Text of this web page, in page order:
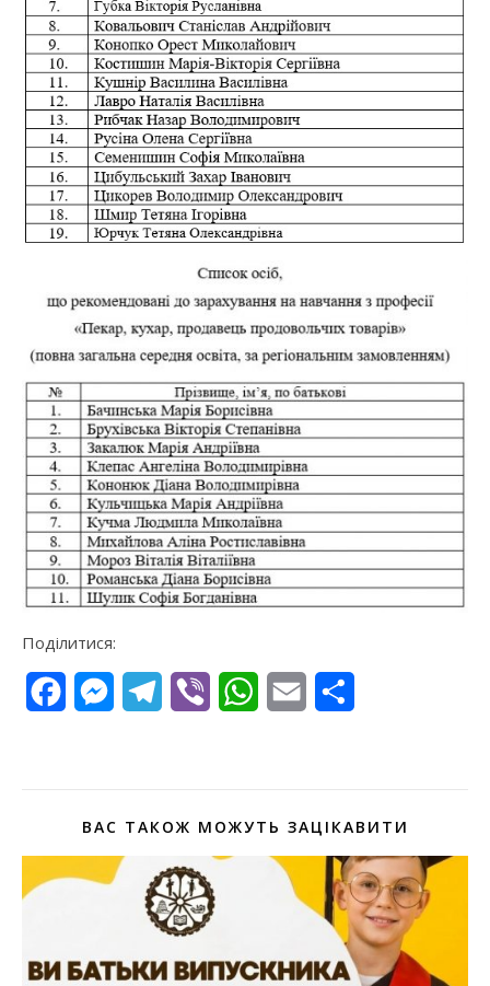
Поділитися:
FacebookMessengerTelegram
Viber WhatsApp
Email
ВАС ТАКОЖ МОЖУТЬ ЗАЦІКАВИТИ